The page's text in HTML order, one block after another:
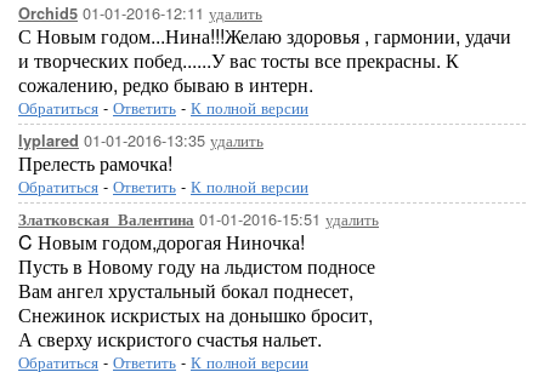
Orchid5 01-01-2016-12:11 удалить
С Новым годом...Нина!!!Желаю здоровья , гармонии, удачи
и творческих побед......У вас тосты все прекрасны. К
сожалению, редко бываю в интерн.
Обратиться - Ответить - К полной версии
lyplared 01-01-2016-13:35 удалить
Прелесть рамочка!
Обратиться - Ответить - К полной версии
Златковская_Валентина 01-01-2016-15:51 удалить
C Новым годом,дорогая Ниночка!
Пусть в Новому году на льдистом подносе
Вам ангел хрустальный бокал поднесет,
Снежинок искристых на донышко бросит,
А сверху искристого счастья нальет.
Обратиться - Ответить - К полной версии